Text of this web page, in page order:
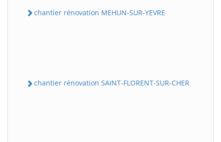
chantier rénovation MEHUN-SUR-YEVRE
chantier rénovation SAINT-FLORENT-SUR-CHER